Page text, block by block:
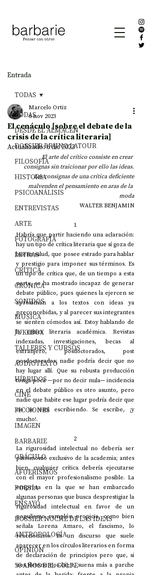
Entrada
TODAS
DESDE EL ALMACÉN
DOSSIER BRUNO LATOUR
FILOSOFÍA
HISTORIA
PSICOANÁLISIS
ENTREVISTAS
ARTE
FOTOGRAFÍA
LETRAS
CRÍTICA
CRÓNICA
SONIDOS
MÚSICA
JUKEBOX
TALLERES Y CURSOS
AUDIOTEXTO
HÍBRIDOS
CINE
FICCIONES
IMAGEN
BARBARIE
ORÁCULO
AFUERISMOS
POESÍA
ENSAYO
DOSSIER NOCHE DE LAS IDEAS
ANTROPOLOGÍA
OPINIÓN
50 AÑOS DEL GOLPE
TODAS
El cenáculo [sobre el debate de la
crisis de la crítica literaria]
Marcelo Ortiz
6 nov 2023
Actualizado:6 dic 2023
El arte del crítico consiste en crear
consignas sin traicionar por ello las ideas.
Las consignas de una crítica deficiente
malvenden el pensamiento en aras de la
moda
WALTER BENJAMIN
1
Habría que partir haciendo una aclaración:
hay un tipo de crítica literaria que sí goza de
buena salud, que posee estrado para hablar
y prestigio para imponer sus términos. Es
un tipo de crítica que, de un tiempo a esta
parte, se ha mostrado incapaz de generar
debate público, pues quienes la ejercen se
aproximan a los textos con ideas ya
preconcebidas, y al parecer sus integrantes
se sienten cómodos así. Estoy hablando de
la crítica literaria académica. Revistas
indexadas, investigaciones, becas al
extranjero, posdoctorados, post
posdoctorados; nadie podría decir que no
hay lugar allí. Que su robusta producción
tenga poca —por no decir nula— incidencia
en el debate público es otro asunto, pero
nadie que habite ese lugar podría decir que
no se está escribiendo. Se escribe, ¡y
mucho!.
2
La rigurosidad intelectual no debería ser
patrimonio exclusivo de la academia; antes
bien, cualquier crítica debería ejecutarse
con el mayor profesionalismo posible. La
empresa en la que se han embarcado
algunas personas que busca desprestigiar la
rigurosidad intelectual en favor de un
populismo ramplón propicia, como bien
señala Lorena Amaro, el fascismo, lo
reaccionario. Es un discurso que suele
aparecer en los círculos literarios en forma
de declaración de principios pero que, si
nos detenemos bien, suena más a parche